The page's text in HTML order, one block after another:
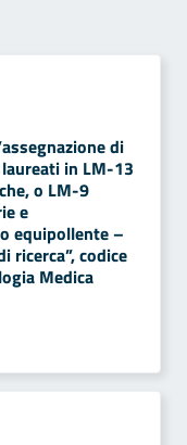
di
in LM-13
o LM-9
e
equipollente –
codice
Medica